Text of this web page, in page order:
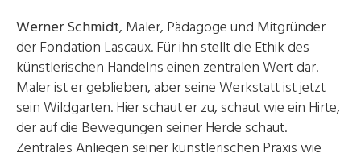
Werner Schmidt, Maler, Pädagoge und Mitgründer
der Fondation Lascaux. Für ihn stellt die Ethik des
künstlerischen Handelns einen zentralen Wert dar.
Maler ist er geblieben, aber seine Werkstatt ist jetzt
sein Wildgarten. Hier schaut er zu, schaut wie ein Hirte,
der auf die Bewegungen seiner Herde schaut.
Zentrales Anliegen seiner künstlerischen Praxis wie